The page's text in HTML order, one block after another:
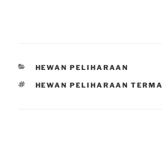
CATEGORIES
HEWAN PELIHARAAN
TAGS
HEWAN PELIHARAAN